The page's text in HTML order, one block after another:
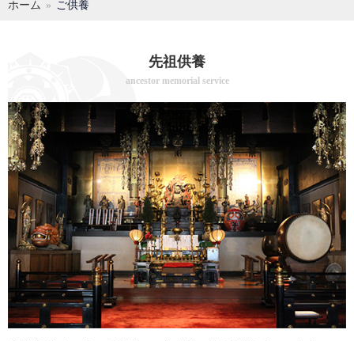
ホーム ご供養
先祖供養
ancestor memorial service